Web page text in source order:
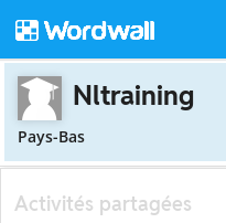
Nltraining
Pays-Bas
Activités partagées